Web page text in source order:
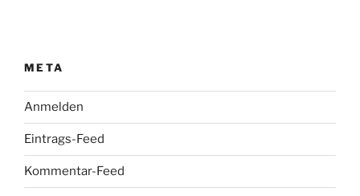
META
Anmelden
Eintrags-Feed
Kommentar-Feed